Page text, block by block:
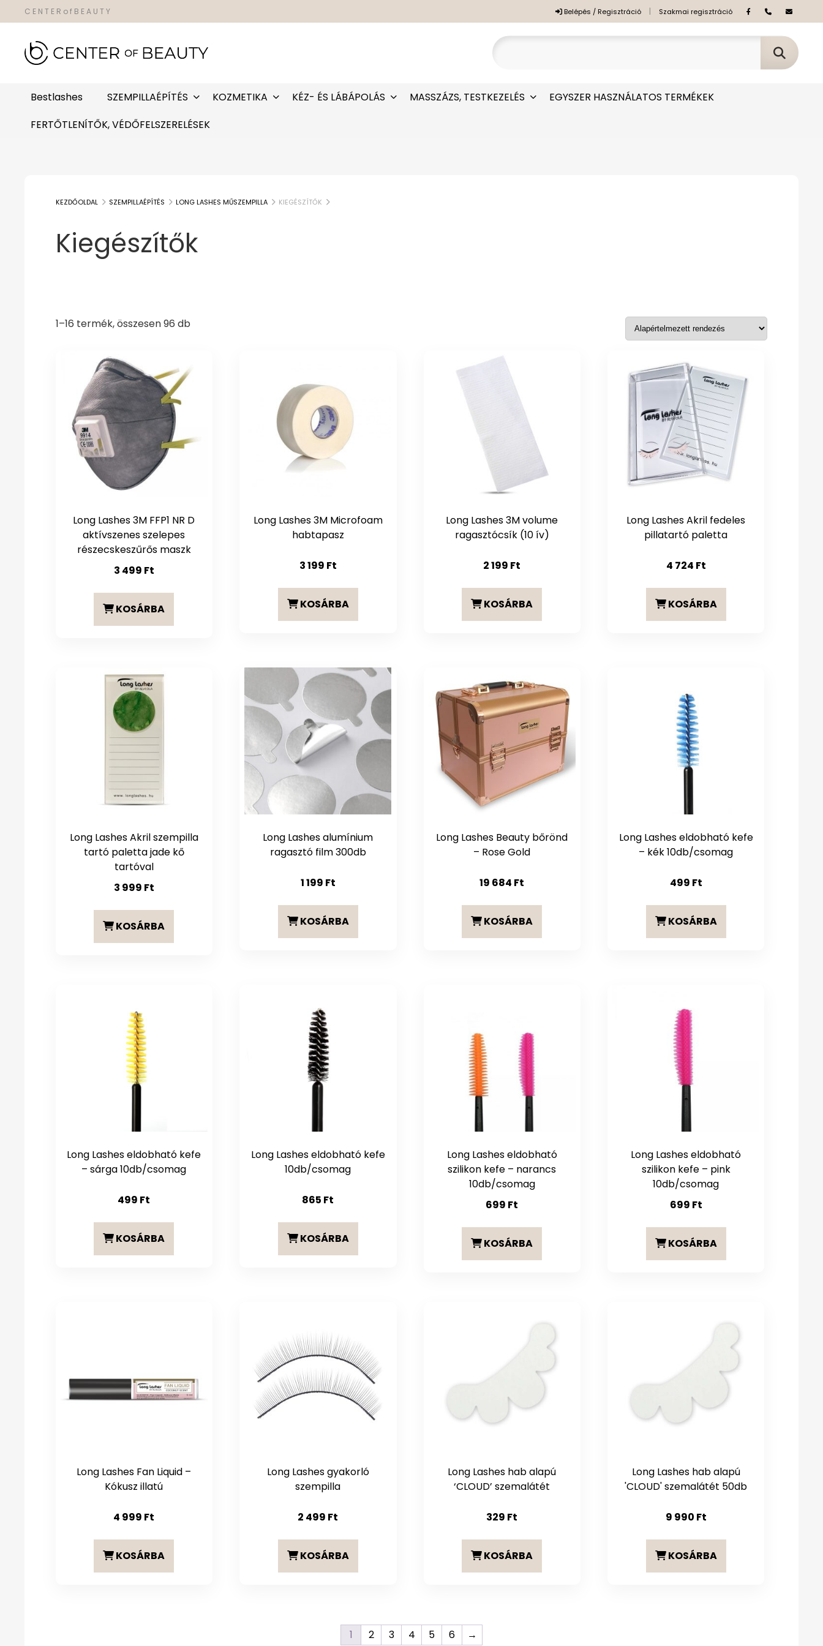
C E N T E R o f B E A U T Y Belépés / Regisztráció | Szakmai regisztráció
Bestlashes SZEMPILLAÉPÍTÉS KOZMETIKA KÉZ- ÉS LÁBÁPOLÁS MASSZÁZS, TESTKEZELÉS
EGYSZER HASZNÁLATOS TERMÉKEK
FERTŐTLENÍTŐK, VÉDŐFELSZERELÉSEK
KEZDŐOLDAL SZEMPILLAÉPÍTÉS LONG LASHES MŰSZEMPILLA KIEGÉSZÍTŐK
Kiegészítők
1–16 termék, összesen 96 db
Long Lashes 3M FFP1 NR D
aktívszenes szelepes
részecskeszűrős maszk
3 499 Ft
KOSÁRBA
Long Lashes 3M Microfoam
habtapasz
3 199 Ft
KOSÁRBA
Long Lashes 3M volume
ragasztócsík (10 ív)
2 199 Ft
KOSÁRBA
Long Lashes Akril fedeles
pillatartó paletta
4 724 Ft
KOSÁRBA
Long Lashes Akril szempilla
tartó paletta jade kő
tartóval
3 999 Ft
KOSÁRBA
Long Lashes alumínium
ragasztó film 300db
1 199 Ft
KOSÁRBA
Long Lashes Beauty bőrönd
– Rose Gold
19 684 Ft
KOSÁRBA
Long Lashes eldobható kefe
– kék 10db/csomag
499 Ft
KOSÁRBA
Long Lashes eldobható kefe
– sárga 10db/csomag
499 Ft
KOSÁRBA
Long Lashes eldobható kefe
10db/csomag
865 Ft
KOSÁRBA
Long Lashes eldobható
szilikon kefe – narancs
10db/csomag
699 Ft
KOSÁRBA
Long Lashes eldobható
szilikon kefe – pink
10db/csomag
699 Ft
KOSÁRBA
Long Lashes Fan Liquid –
Kókusz illatú
4 999 Ft
KOSÁRBA
Long Lashes gyakorló
szempilla
2 499 Ft
KOSÁRBA
Long Lashes hab alapú
‘CLOUD’ szemalátét
329 Ft
KOSÁRBA
Long Lashes hab alapú
'CLOUD' szemalátét 50db
9 990 Ft
KOSÁRBA
1 2 3 4 5 6 →